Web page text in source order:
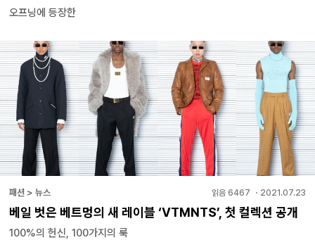
오프닝에 등장한
패션 > 뉴스 읽음 6467 ・ 2021.07.23
베일 벗은 베트멍의 새 레이블 ‘VTMNTS’, 첫 컬렉션 공개
100%의 헌신, 100가지의 룩